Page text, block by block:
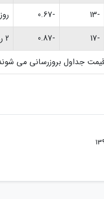
-13
-0.67
-17
-0.87
2 روز پیش
جداول بروزرسانی می